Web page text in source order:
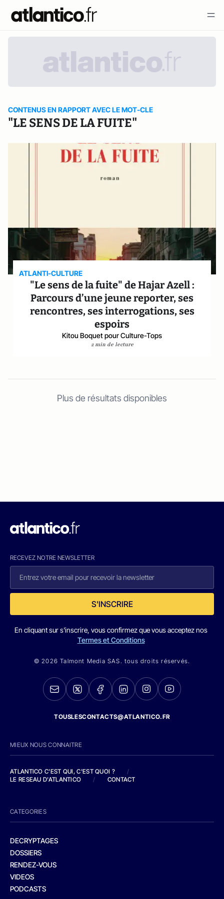
CONTENUS EN RAPPORT AVEC LE MOT-CLE
"LE SENS DE LA FUITE"
ATLANTI-CULTURE
"Le sens de la fuite" de Hajar Azell :
Parcours d’une jeune reporter, ses
rencontres, ses interrogations, ses
espoirs
Kitou Boquet pour Culture-Tops
2 min de lecture
Plus de résultats disponibles
RECEVEZ NOTRE NEWSLETTER
S'INSCRIRE
En cliquant sur s'inscrire, vous confirmez que vous acceptez nos
Termes et Conditions
© 2026 Talmont Media SAS. tous droits réservés.
TOUSLESCONTACTS@ATLANTICO.FR
MIEUX NOUS CONNAITRE
ATLANTICO C'EST QUI, C'EST QUOI ?
/
LE RESEAU D'ATLANTICO
/ CONTACT
CATEGORIES
DECRYPTAGES
DOSSIERS
RENDEZ-VOUS
VIDEOS
PODCASTS